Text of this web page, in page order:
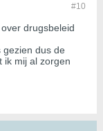
#10
drugsbeleid
gezien dus de
ik mij al zorgen